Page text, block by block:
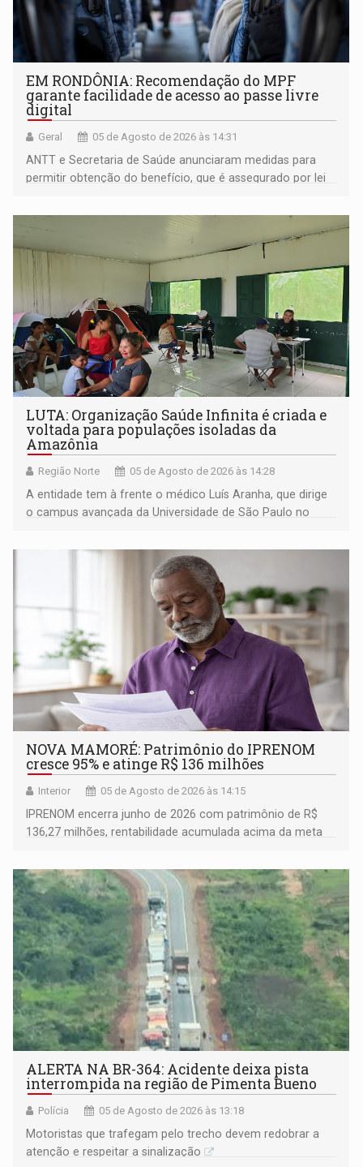
EM RONDÔNIA: Recomendação do MPF
garante facilidade de acesso ao passe livre
digital
Geral 05 de Agosto de 2026 às 14:31
ANTT e Secretaria de Saúde anunciaram medidas para
permitir obtenção do benefício, que é assegurado por lei
LUTA: Organização Saúde Infinita é criada e
voltada para populações isoladas da
Amazônia
Região Norte 05 de Agosto de 2026 às 14:28
A entidade tem à frente o médico Luís Aranha, que dirige
o campus avançada da Universidade de São Paulo no
NOVA MAMORÉ: Patrimônio do IPRENOM
cresce 95% e atinge R$ 136 milhões
Interior 05 de Agosto de 2026 às 14:15
IPRENOM encerra junho de 2026 com patrimônio de R$
136,27 milhões, rentabilidade acumulada acima da meta
ALERTA NA BR-364: Acidente deixa pista
interrompida na região de Pimenta Bueno
Polícia 05 de Agosto de 2026 às 13:18
​Motoristas que trafegam pelo trecho devem redobrar a
atenção e respeitar a sinalização